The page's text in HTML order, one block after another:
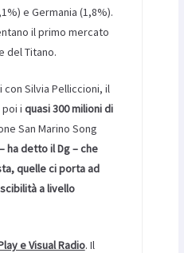
e Germania (1,8%).
il primo mercato
del Titano.
Silvia Pelliccioni, il
i quasi 300 milioni di
San Marino Song
ha detto il Dg – che
quelle ci porta ad
a livello
e Visual Radio. Il